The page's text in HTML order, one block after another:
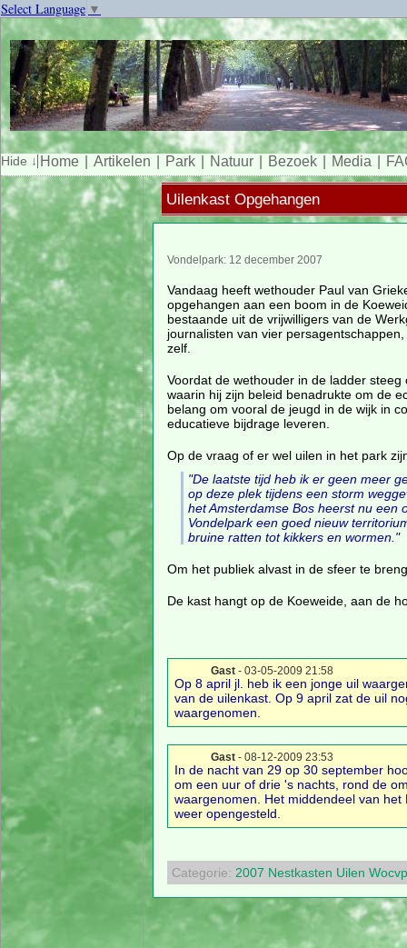
Select Language ▼
Home Artikelen Park Natuur Bezoek Media
Uilenkast Opgehangen
Vondelpark: 12 december 2007
Vandaag heeft wethouder Paul van
opgehangen aan een boom in de
bestaande uit de vrijwilligers van de
journalisten van vier
zelf.
Voordat de wethouder in de ladder
waarin hij zijn beleid benadrukte om de
belang om vooral de jeugd in de wijk in
educatieve bijdrage leveren.
Op de vraag of er wel uilen in het park
"De laatste tijd heb ik er geen meer
op deze plek tijdens een storm
het Amsterdamse Bos heerst nu een
Vondelpark een goed nieuw
bruine ratten tot kikkers en wormen."
Om het publiek alvast in de sfeer te
De kast hangt op de Koeweide, aan de
Gast- 03-05-2009 21:58
Op 8 april jl. heb ik een jonge uil
van de uilenkast. Op 9 april zat de uil
waargenomen.
Gast- 08-12-2009 23:53
In de nacht van 29 op 30 september
om een uur of drie 's nachts, rond de
waargenomen. Het middendeel van
weer opengesteld.
Categorie: 2007 Nestkasten Uilen